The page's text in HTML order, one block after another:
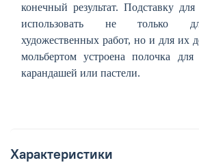
конечный результат. Подставку
использовать не только
художественных работ, но и для их
мольбертом устроена полочка для
карандашей или пастели.
Характеристики